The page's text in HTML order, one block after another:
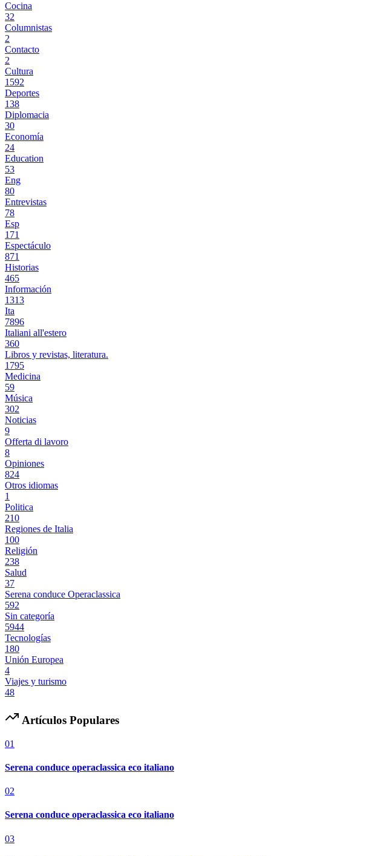
Cocina
32
Columnistas
2
Contacto
2
Cultura
1592
Deportes
138
Diplomacia
30
Economía
24
Education
53
Eng
80
Entrevistas
78
Esp
171
Espectáculo
871
Historias
465
Información
1313
Ita
7896
Italiani all'estero
360
Libros y revistas, literatura.
1795
Medicina
59
Música
302
Noticias
9
Offerta di lavoro
8
Opiniones
824
Otros idiomas
1
Politica
210
Regiones de Italia
100
Religión
238
Salud
37
Serena conduce Operaclassica
592
Sin categoría
5944
Tecnologías
180
Unión Europea
4
Viajes y turismo
48
Artículos Populares
01
Serena conduce operaclassica eco italiano
02
Serena conduce operaclassica eco italiano
03